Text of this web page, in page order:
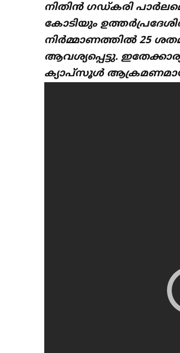
നിതിൻ ഗഡ്കരി
കോടിയും
നിർമ്മാണത്തിൽ 25
ആവശ്യപ്പെട്ടു.
ക്യാപ്സൂൾ